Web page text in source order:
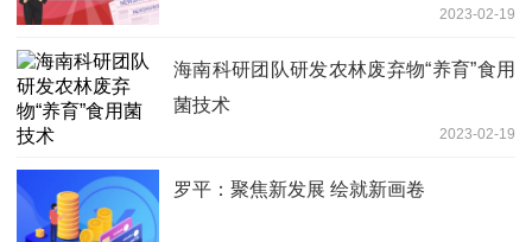
2023-02-19
海南科研团队研发农林废弃物“养育”食用
菌技术
2023-02-19
罗平：聚焦新发展 绘就新画卷